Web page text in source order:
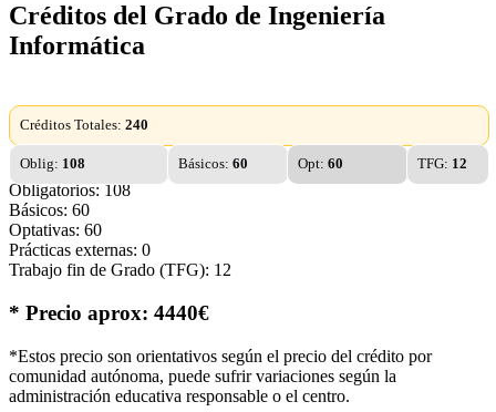
Créditos del Grado de Ingeniería
Informática
Créditos Totales: 240
Oblig: 108 Básicos: 60 Opt: 60 TFG: 12
Obligatorios: 108
Básicos: 60
Optativas: 60
Prácticas externas: 0
Trabajo fin de Grado (TFG): 12
* Precio aprox: 4440€
*Estos precio son orientativos según el precio del crédito por
comunidad autónoma, puede sufrir variaciones según la
administración educativa responsable o el centro.